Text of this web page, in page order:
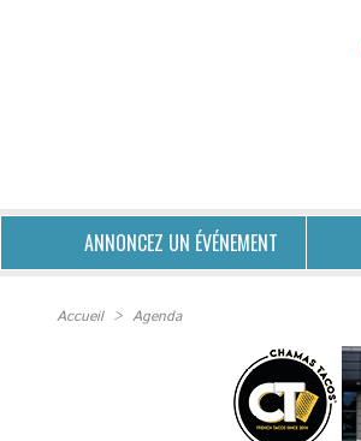
ANNONCEZ UN ÉVÉNEMENT
Accueil > Agenda